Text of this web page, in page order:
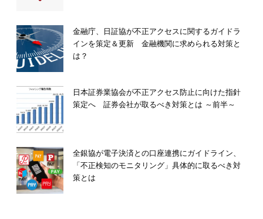
金融庁、日証協が不正アクセスに関するガイドラ
インを策定＆更新 金融機関に求められる対策と
は？
日本証券業協会が不正アクセス防止に向けた指針
策定へ 証券会社が取るべき対策とは ～前半～
全銀協が電子決済との口座連携にガイドライン、
「不正検知のモニタリング」具体的に取るべき対
策とは